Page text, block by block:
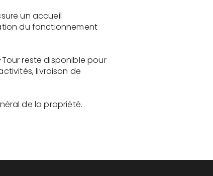
un accueil
du fonctionnement
reste disponible pour
livraison de
de la propriété.